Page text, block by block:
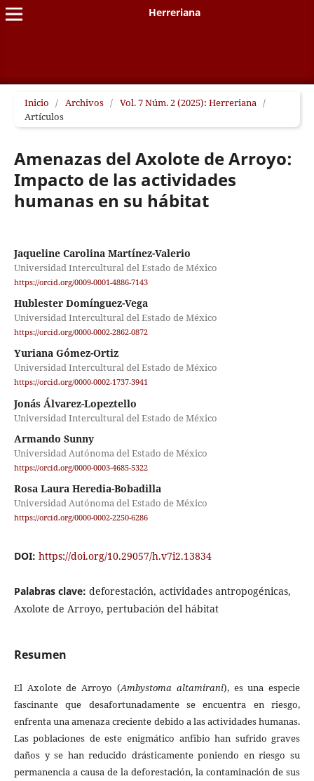
Herreriana
Inicio / Archivos / Vol. 7 Núm. 2 (2025): Herreriana /
Artículos
Amenazas del Axolote de Arroyo:
Impacto de las actividades
humanas en su hábitat
Jaqueline Carolina Martínez-Valerio
Universidad Intercultural del Estado de México
https://orcid.org/0009-0001-4886-7143
Hublester Domínguez-Vega
Universidad Intercultural del Estado de México
https://orcid.org/0000-0002-2862-0872
Yuriana Gómez-Ortiz
Universidad Intercultural del Estado de México
https://orcid.org/0000-0002-1737-3941
Jonás Álvarez-Lopeztello
Universidad Intercultural del Estado de México
Armando Sunny
Universidad Autónoma del Estado de México
https://orcid.org/0000-0003-4685-5322
Rosa Laura Heredia-Bobadilla
Universidad Autónoma del Estado de México
https://orcid.org/0000-0002-2250-6286
DOI: https://doi.org/10.29057/h.v7i2.13834
Palabras clave: deforestación, actividades antropogénicas,
Axolote de Arroyo, pertubación del hábitat
Resumen
El Axolote de Arroyo (Ambystoma altamirani), es una especie
fascinante que desafortunadamente se encuentra en riesgo,
enfrenta una amenaza creciente debido a las actividades humanas.
Las poblaciones de este enigmático anfibio han sufrido graves
daños y se han reducido drásticamente poniendo en riesgo su
permanencia a causa de la deforestación, la contaminación de sus